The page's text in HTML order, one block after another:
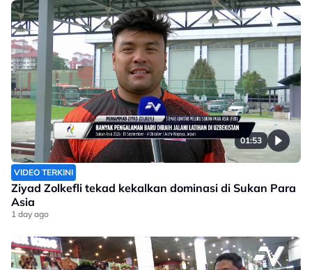
01:53
VIDEO TERKINI
Ziyad Zolkefli tekad kekalkan dominasi di Sukan Para
Asia
1 day ago